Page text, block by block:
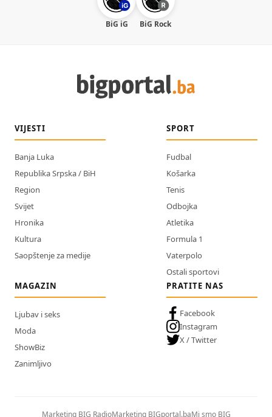
BiG iG BiG Rock
VIJESTI
Banja Luka
Republika Srpska / BiH
Region
Svijet
Hronika
Kultura
Saopštenje za medije
SPORT
Fudbal
Košarka
Tenis
Odbojka
Atletika
Formula 1
Vaterpolo
Ostali sportovi
MAGAZIN
Ljubav i seks
Moda
ShowBiz
Zanimljivo
PRATITE NAS
Facebook
Instagram
X / Twitter
Marketing BIG RadioMarketing BIGportal.baMi smo BIG